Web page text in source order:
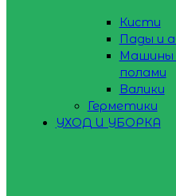
Кисти
Пады и
Машины
полами
Валики
Герметики
УХОД И УБОРКА